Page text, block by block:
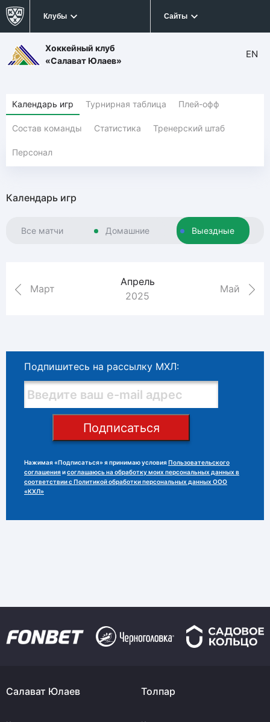
Клубы Сайты
Хоккейный клуб
«Салават Юлаев»
EN
Календарь игр Турнирная таблица Плей-офф
Состав команды Статистика Тренерский штаб
Персонал
Календарь игр
Все матчи Домашние Выездные
Март
Апрель
2025
Май
Подпишитесь на рассылку МХЛ:
Подписаться
Нажимая «Подписаться» я принимаю условия Пользовательского
соглашения исоглашаюсь на обработку моих персональных данных в
соответствии с Политикой обработки персональных данных ООО
«КХЛ»
Салават Юлаев Толпар